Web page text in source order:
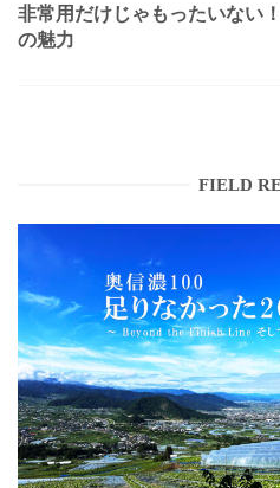
非常用だけじゃもったいない
の魅力
FIELD